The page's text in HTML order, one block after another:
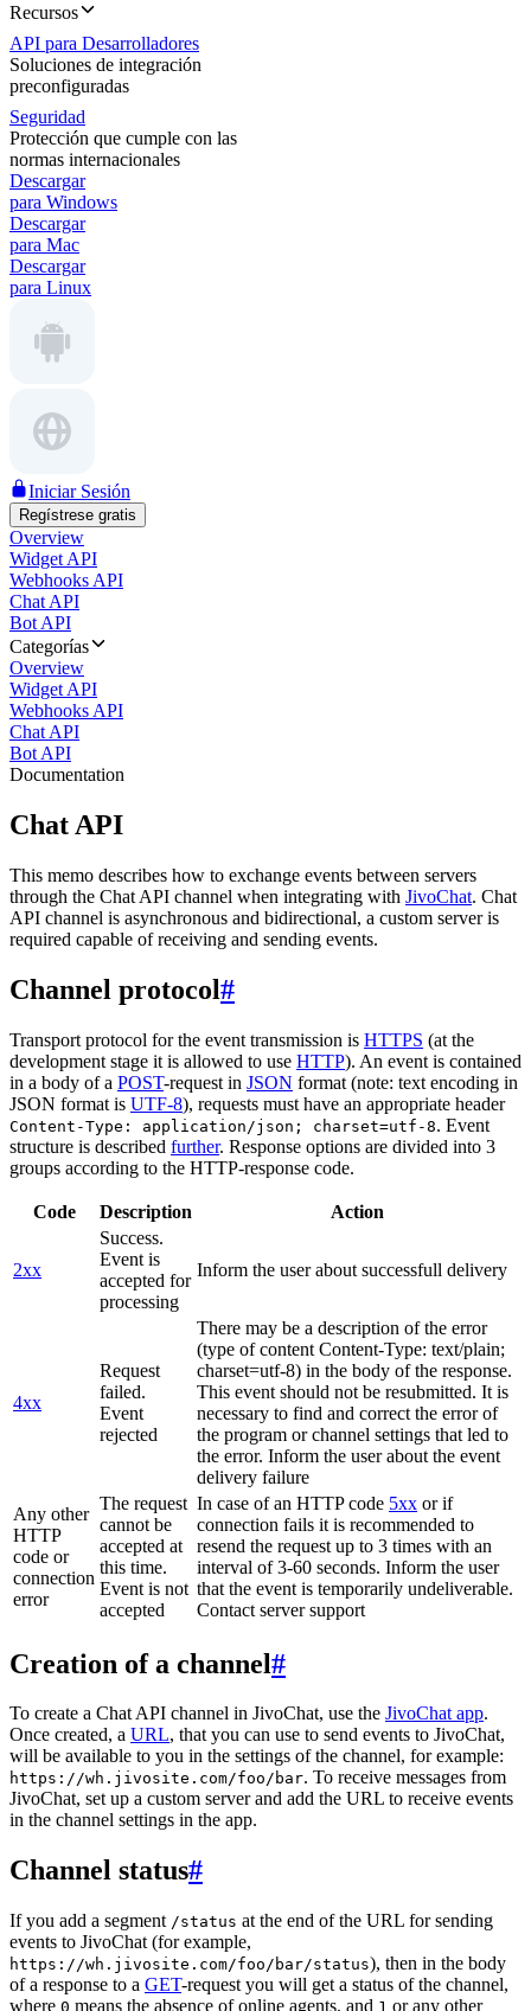
Recursos
API para Desarrolladores
Soluciones de integración
preconfiguradas
Seguridad
Protección que cumple con las
normas internacionales
Descargar
para Windows
Descargar
para Mac
Descargar
para Linux
Iniciar Sesión
Regístrese gratis
Overview
Widget API
Webhooks API
Chat API
Bot API
Categorías
Overview
Widget API
Webhooks API
Chat API
Bot API
Documentation
Chat API
This memo describes how to exchange events between servers
through the Chat API channel when integrating with JivoChat. Chat
API channel is asynchronous and bidirectional, a custom server is
required capable of receiving and sending events.
Channel protocol#
Transport protocol for the event transmission is HTTPS (at the
development stage it is allowed to use HTTP). An event is contained
in a body of a POST-request in JSON format (note: text encoding in
JSON format is UTF-8), requests must have an appropriate header
Content-Type: application/json; charset=utf-8. Event
structure is described further. Response options are divided into 3
groups according to the HTTP-response code.
Code Description Action
2xx
Success.
Event is
accepted for
processing
Inform the user about successfull delivery
4xx
Request
failed.
Event
rejected
There may be a description of the error
(type of content Content-Type: text/plain;
charset=utf-8) in the body of the response.
This event should not be resubmitted. It is
necessary to find and correct the error of
the program or channel settings that led to
the error. Inform the user about the event
delivery failure
Any other
HTTP
code or
connection
error
The request
cannot be
accepted at
this time.
Event is not
accepted
In case of an HTTP code 5xx or if
connection fails it is recommended to
resend the request up to 3 times with an
interval of 3-60 seconds. Inform the user
that the event is temporarily undeliverable.
Contact server support
Creation of a channel#
To create a Chat API channel in JivoChat, use the JivoChat app.
Once created, a URL, that you can use to send events to JivoChat,
will be available to you in the settings of the channel, for example:
https://wh.jivosite.com/foo/bar. To receive messages from
JivoChat, set up a custom server and add the URL to receive events
in the channel settings in the app.
Channel status#
If you add a segment /status at the end of the URL for sending
events to JivoChat (for example,
https://wh.jivosite.com/foo/bar/status), then in the body
of a response to a GET-request you will get a status of the channel,
where 0 means the absence of online agents, and 1 or any other